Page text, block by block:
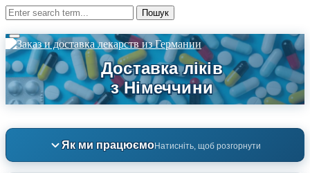
Як ми працюємоНатисніть, щоб розгорнути